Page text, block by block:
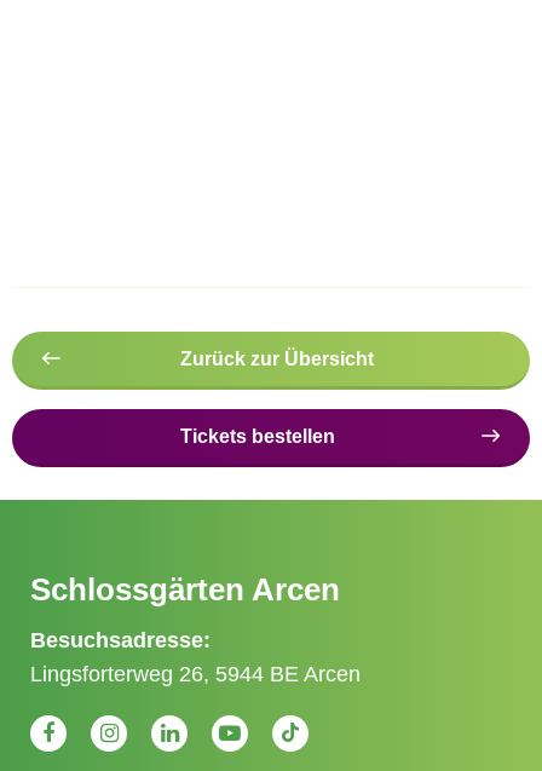
Zurück zur Übersicht
Tickets bestellen
Schlossgärten Arcen
Besuchsadresse:
Lingsforterweg 26, 5944 BE Arcen